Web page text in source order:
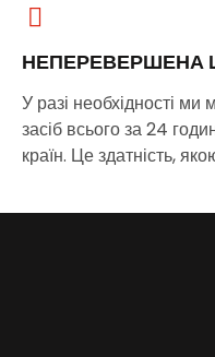
НЕПЕРЕВЕРШЕНА
У разі необхідності
засіб всього за 24
країн. Це здатність,